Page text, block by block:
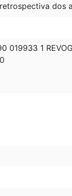
dos
019933 1